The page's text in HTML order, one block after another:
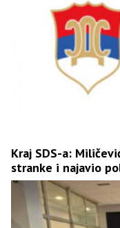
Kraj SDS-a:
stranke i najavio